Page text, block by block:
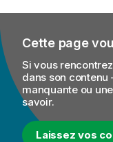
Cette page
Si vous
dans son contenu
manquante ou
savoir.
Laissez vos